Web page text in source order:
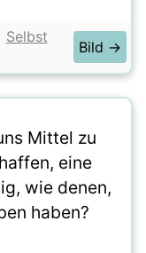
Selbst
Bild →
Mittel zu
eine
wie denen,
haben?